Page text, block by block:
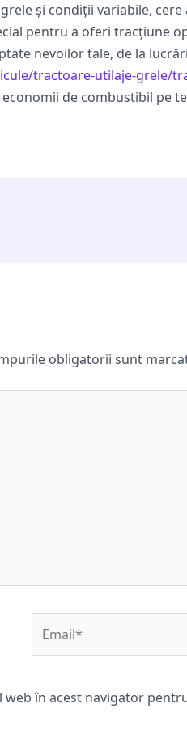
și condiții variabile,
pentru a oferi tracțiune
nevoilor tale, de la
tractoare-utilaje-grele/
de combustibil pe
obligatorii sunt
web în acest navigator